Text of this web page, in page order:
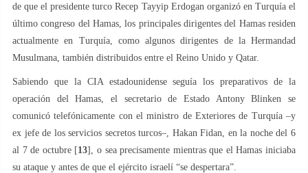
de que el presidente turco Recep Tayyip Erdogan organizó en Turquía el
último congreso del Hamas, los principales dirigentes del Hamas residen
actualmente en Turquía, como algunos dirigentes de la Hermandad
Musulmana, también distribuidos entre el Reino Unido y Qatar.
Sabiendo que la CIA estadounidense seguía los preparativos de la
operación del Hamas, el secretario de Estado Antony Blinken se
comunicó telefónicamente con el ministro de Exteriores de Turquía –y
ex jefe de los servicios secretos turcos–, Hakan Fidan, en la noche del 6
al 7 de octubre [13], o sea precisamente mientras que el Hamas iniciaba
su ataque y antes de que el ejército israelí “se despertara”.